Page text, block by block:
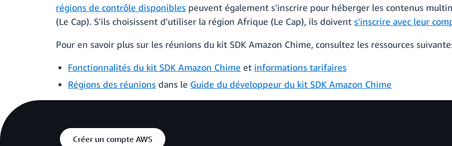
régions de contrôle disponibles peuvent également s'inscrire pour héberger les contenus
(Le Cap). S'ils choisissent d'utiliser la région Afrique (Le Cap), ils doivent s'inscrire avec leur
Pour en savoir plus sur les réunions du kit SDK Amazon Chime, consultez les ressources
Fonctionnalités du kit SDK Amazon Chime et informations tarifaires
Régions des réunions dans le Guide du développeur du kit SDK Amazon Chime
Créer un compte AWS